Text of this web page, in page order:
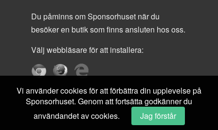
Du påminns om Sponsorhuset när du
besöker en butik som finns ansluten hos oss.
Välj webbläsare för att installera:
Vi använder cookies för att förbättra din upplevelse på
Sponsorhuset. Genom att fortsätta godkänner du
användandet av cookies.
Jag förstår